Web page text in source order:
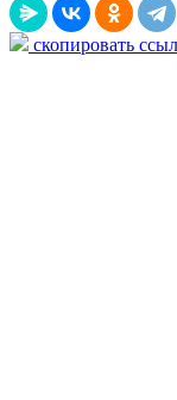
скопировать